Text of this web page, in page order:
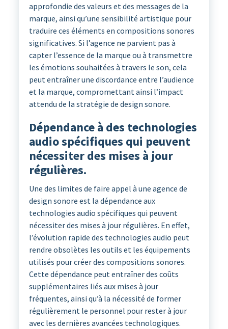
approfondie des valeurs et des messages de la
marque, ainsi qu’une sensibilité artistique pour
traduire ces éléments en compositions sonores
significatives. Si l’agence ne parvient pas à
capter l’essence de la marque ou à transmettre
les émotions souhaitées à travers le son, cela
peut entraîner une discordance entre l’audience
et la marque, compromettant ainsi l’impact
attendu de la stratégie de design sonore.
Dépendance à des technologies
audio spécifiques qui peuvent
nécessiter des mises à jour
régulières.
Une des limites de faire appel à une agence de
design sonore est la dépendance aux
technologies audio spécifiques qui peuvent
nécessiter des mises à jour régulières. En effet,
l’évolution rapide des technologies audio peut
rendre obsolètes les outils et les équipements
utilisés pour créer des compositions sonores.
Cette dépendance peut entraîner des coûts
supplémentaires liés aux mises à jour
fréquentes, ainsi qu’à la nécessité de former
régulièrement le personnel pour rester à jour
avec les dernières avancées technologiques.